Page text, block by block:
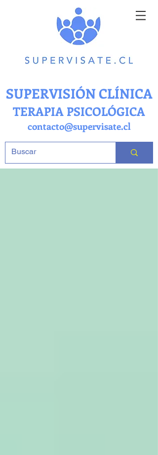
SUPERVISIÓN CLÍNICA
TERAPIA PSICOLÓGICA
contacto@supervisate.cl